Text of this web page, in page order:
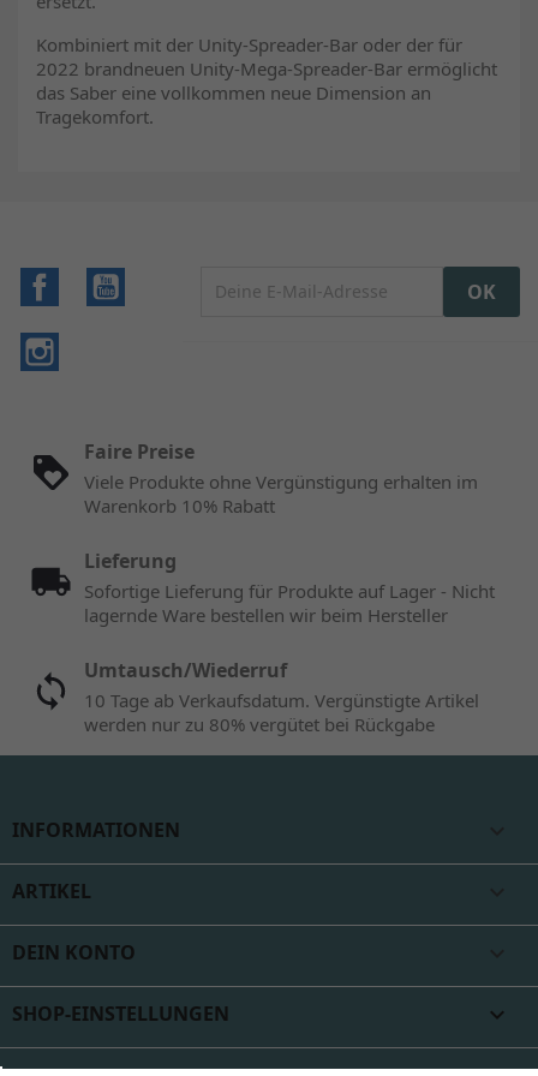
Kombiniert mit der Unity-Spreader-Bar oder der für
2022 brandneuen Unity-Mega-Spreader-Bar ermöglicht
das Saber eine vollkommen neue Dimension an
Tragekomfort.
Facebook
Faire Preise
Viele Produkte ohne Vergünstigung erhalten im
Warenkorb 10% Rabatt
Lieferung
Sofortige Lieferung für Produkte auf Lager - Nicht
lagernde Ware bestellen wir beim Hersteller
Umtausch/Wiederruf
10 Tage ab Verkaufsdatum. Vergünstigte Artikel
werden nur zu 80% vergütet bei Rückgabe
INFORMATIONEN
ARTIKEL
DEIN KONTO
SHOP-EINSTELLUNGEN keyboard_arrow_down